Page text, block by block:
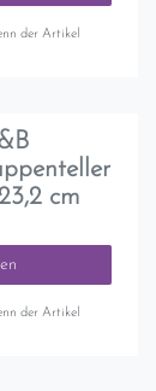
der Artikel
cm
der Artikel